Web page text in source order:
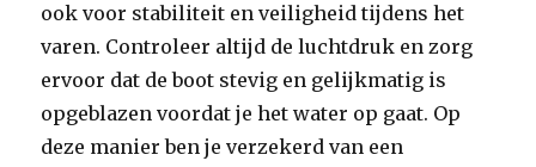
ook voor stabiliteit en veiligheid tijdens het
varen. Controleer altijd de luchtdruk en zorg
ervoor dat de boot stevig en gelijkmatig is
opgeblazen voordat je het water op gaat. Op
deze manier ben je verzekerd van een